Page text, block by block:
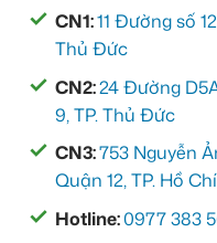
CN1:11 Đường số
Thủ Đức
CN2:24 Đường
9, TP. Thủ Đức
CN3:753 Nguyễn
Quận 12, TP. Hồ
Hotline:0977 383